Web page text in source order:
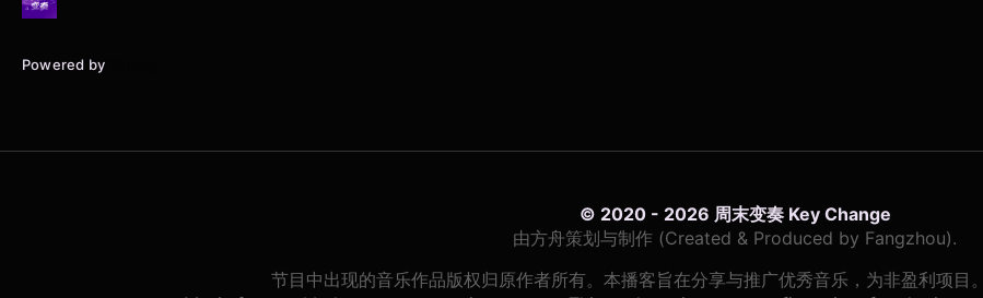
Powered by
© 2020 - 2026 周末变奏 Key Change
由方舟策划与制作 (Created & Produced by Fangzhou).
节目中出现的音乐作品版权归原作者所有。本播客旨在分享与推广优秀音乐，为非盈利项目